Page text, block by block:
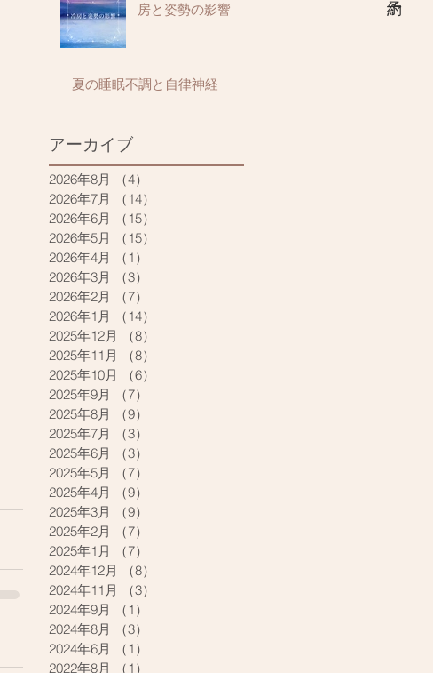
房と姿勢の影響
夏の睡眠不調と自律神経
アーカイブ
2026年8月 （4）
2026年7月
（14）
2026年6月
（15）
2026年5月
（15）
2026年4月
（1）
2026年3月
（3）
2026年2月
（7）
2026年1月
（14）
2025年12月
（8）
2025年11月
（8）
2025年10月
（6）
2025年9月
（7）
2025年8月
（9）
2025年7月
（3）
2025年6月
（3）
2025年5月
（7）
2025年4月
（9）
2025年3月
（9）
2025年2月
（7）
2025年1月
（7）
2024年12月
（8）
2024年11月
（3）
2024年9月
（1）
2024年8月
（3）
2024年6月
（1）
2022年8月
（1）